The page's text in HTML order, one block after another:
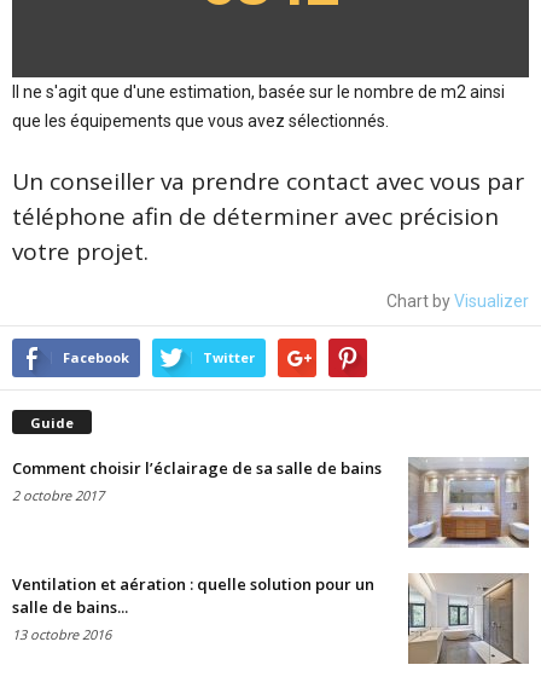
Il ne s'agit que d'une estimation, basée sur le nombre de m2 ainsi
que les équipements que vous avez sélectionnés.
Un conseiller va prendre contact avec vous par
téléphone afin de déterminer avec précision
votre projet.
Chart byVisualizer
Facebook Twitter
Guide
Comment choisir l’éclairage de sa salle de bains
2 octobre 2017
Ventilation et aération : quelle solution pour un
salle de bains...
13 octobre 2016